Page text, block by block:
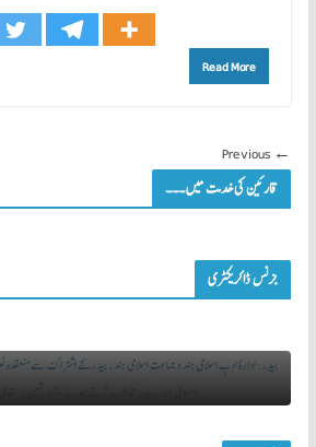
Read More
← Previous
قارئین کی خدمت میں۔۔۔
بزنس ڈائریکٹری
بیدر: ادارۂ ادبِ اسلامی ہند و جماعتِ اسلامی ہند، بیدر کے